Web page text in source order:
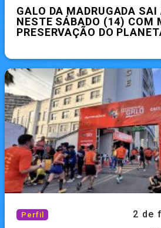
GALO DA MADRUGADA SAI
NESTE SÁBADO (14) COM
PRESERVAÇÃO DO
Perfil 2 de